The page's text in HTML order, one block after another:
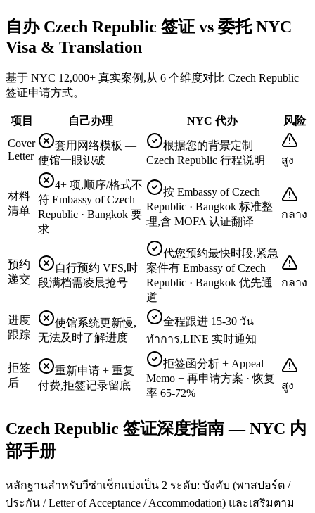
自办 Czech Republic 签证 vs 委托 NYC
Visa & Translation
基于 NYC 12,000+ 真实案例,从 6 个维度对比 Czech Republic
签证申请方式。
项目 自己办理 NYC 代办
风险
Cover
Letter
套用网络模板 —
使馆一眼识破
根据您的背景定制
Czech Republic 行程说明
สูง
材料
清单
4+ 项,顺序/格式不
符 Embassy of Czech
Republic · Bangkok 要
求
按 Embassy of Czech
Republic · Bangkok 标准整
理,含 MOFA 认证翻译
กลาง
预约
递交
自行预约 VFS,时
段满档需凌晨抢号
代您预约最快时段,紧急
案件有 Embassy of Czech
Republic · Bangkok 优先通
道
กลาง
进度
跟踪
使馆系统更新慢,
无法及时了解进度
全程跟进 15-30 วัน
ทำการ,LINE 实时通知
拒签
后
重新申请 + 重复
付费,拒签记录留底
拒签函分析 + Appeal
Memo + 再申请方案 · 恢复
率 65-72%
สูง
Czech Republic 签证深度指南 — NYC 内
部手册
หลักฐานสำหรับวีซ่าเช็กแบ่งเป็น 2 ระดับ: บังคับ (พาสปอร์ต /
ประกัน / Letter of Acceptance / Accommodation) และเสริมตาม